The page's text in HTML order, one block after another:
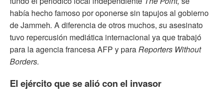
había hecho famoso por oponerse sin tapujos al gobierno
de Jammeh. A diferencia de otros muchos, su asesinato
tuvo repercusión mediática internacional ya que trabajó
para la agencia francesa AFP y para Reporters Without
Borders.
El ejército que se alió con el invasor